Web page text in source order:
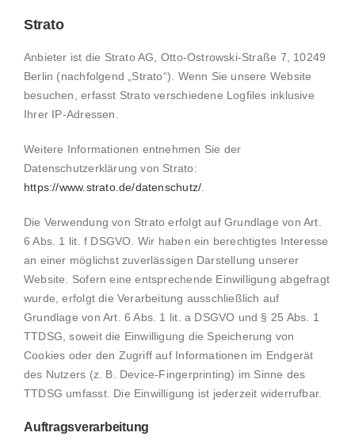
Strato
Anbieter ist die Strato AG, Otto-Ostrowski-Straße 7, 10249
Berlin (nachfolgend „Strato“). Wenn Sie unsere Website
besuchen, erfasst Strato verschiedene Logfiles inklusive
Ihrer IP-Adressen.
Weitere Informationen entnehmen Sie der
Datenschutzerklärung von Strato:
https://www.strato.de/datenschutz/
Die Verwendung von Strato erfolgt auf Grundlage von Art.
6 Abs. 1 lit. f DSGVO. Wir haben ein berechtigtes Interesse
an einer möglichst zuverlässigen Darstellung unserer
Website. Sofern eine entsprechende Einwilligung abgefragt
wurde, erfolgt die Verarbeitung ausschließlich auf
Grundlage von Art. 6 Abs. 1 lit. a DSGVO und § 25 Abs. 1
TTDSG, soweit die Einwilligung die Speicherung von
Cookies oder den Zugriff auf Informationen im Endgerät
des Nutzers (z. B. Device-Fingerprinting) im Sinne des
TTDSG umfasst. Die Einwilligung ist jederzeit widerrufbar.
Auftragsverarbeitung